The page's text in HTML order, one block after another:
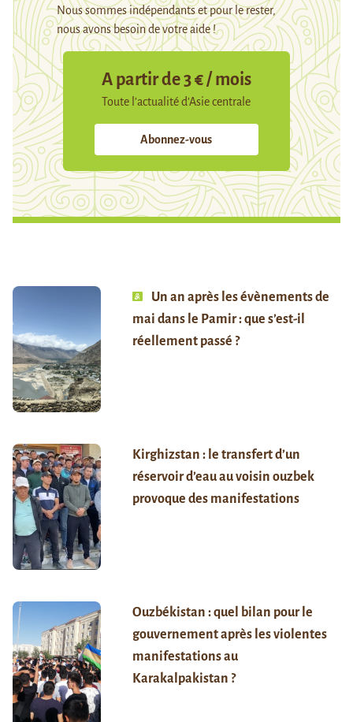
Nous sommes indépendants et pour le rester,
nous avons besoin de votre aide !
A partir de 3 € / mois
Toute l’actualité d’Asie centrale
Abonnez-vous
Un an après les évènements de
mai dans le Pamir : que s’est-il
réellement passé ?
Kirghizstan : le transfert d’un
réservoir d’eau au voisin ouzbek
provoque des manifestations
Ouzbékistan : quel bilan pour le
gouvernement après les violentes
manifestations au
Karakalpakistan ?